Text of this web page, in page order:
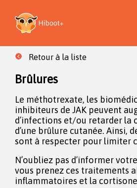
Retour à la liste
Brûlures
Le méthotrexate, les
inhibiteurs de JAK peuvent
d’infections et/ou retarder la
d’une brûlure cutanée. Ainsi,
sont à respecter pour limiter
N’oubliez pas d’informer
vous prenez ces traitements
inflammatoires et la